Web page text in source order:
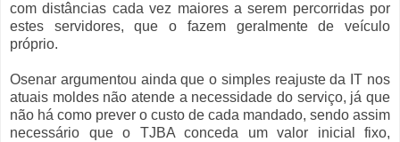
com distâncias cada vez maiores a serem percorridas por
estes servidores, que o fazem geralmente de veículo
próprio.
Osenar argumentou ainda que o simples reajuste da IT nos
atuais moldes não atende a necessidade do serviço, já que
não há como prever o custo de cada mandado, sendo assim
necessário que o TJBA conceda um valor inicial fixo,